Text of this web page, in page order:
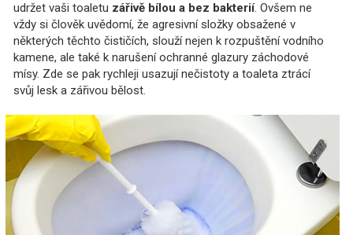
udržet vaši toaletu zářivě bílou a bez bakterií. Ovšem ne
vždy si člověk uvědomí, že agresivní složky obsažené v
některých těchto čističích, slouží nejen k rozpuštění vodního
kamene, ale také k narušení ochranné glazury záchodové
mísy. Zde se pak rychleji usazují nečistoty a toaleta ztrácí
svůj lesk a zářivou bělost.